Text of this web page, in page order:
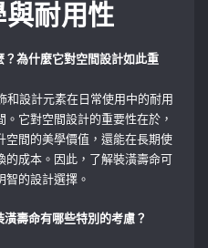
與耐用性
為什麼它對空間設計如此重
和設計元素在日常使用中的耐用
它對空間設計的重要性在於，
空間的美學價值，還能在長期使
的成本。因此，了解裝潢壽命可
的設計選擇。
壽命有哪些特別的考慮？